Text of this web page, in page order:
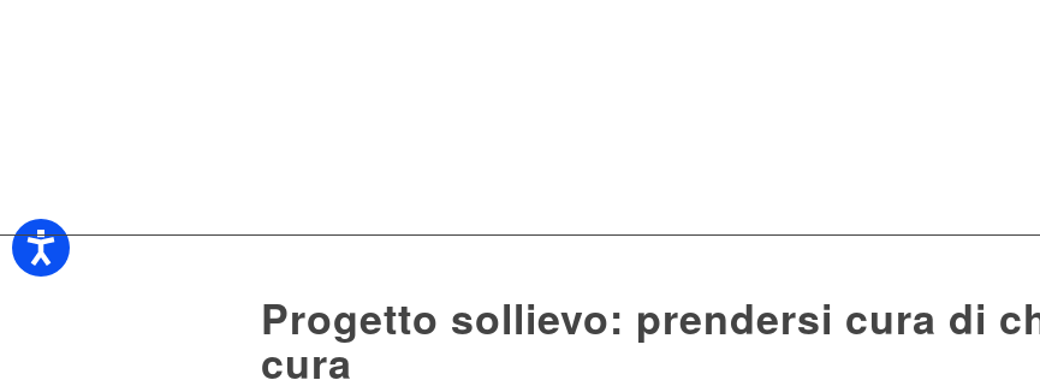
Progetto sollievo: prendersi cura di
cura